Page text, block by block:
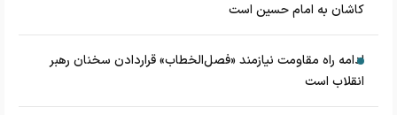
کاشان به امام حسین است
ادامه راه مقاومت نیازمند «فصل‌الخطاب» قراردادن سخنان رهبر
انقلاب است